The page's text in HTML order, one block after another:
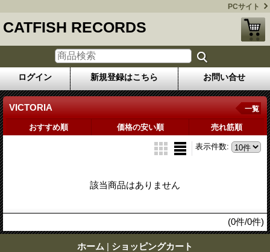
PCサイト
CATFISH RECORDS
ログイン 新規登録はこちら お問い合せ
VICTORIA 一覧
おすすめ順 価格の安い順 売れ筋順
表示件数:
該当商品はありません
(0件/0件)
ホーム | ショッピングカート